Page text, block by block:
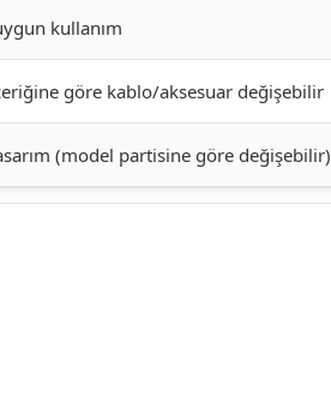
kullanım
göre kablo/aksesuar değişebilir
(model partisine göre değişebilir)